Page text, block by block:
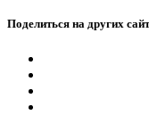
Поделиться на других